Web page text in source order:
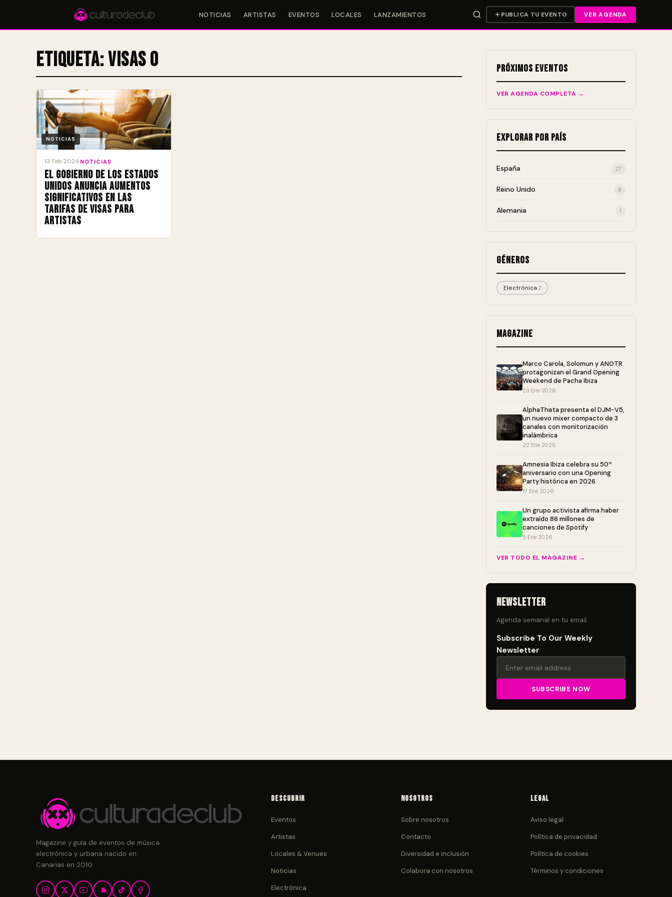
NOTICIAS ARTISTAS EVENTOS LOCALES LANZAMIENTOS PUBLICA TU EVENTO VER AGENDA
Accesos rápidos:
Etiqueta:visas O
NOTICIAS
13 Feb 2024 NOTICIAS
El Gobierno de los Estados
Unidos anuncia aumentos
significativos en las
tarifas de visas para
artistas
Próximos Eventos
VER AGENDA COMPLETA →
Explorar por País
España 27
Reino Unido 8
Alemania 1
Géneros
Electrónica 2
Magazine
Marco Carola, Solomun y ANOTR
protagonizan el Grand Opening
Weekend de Pacha Ibiza
23 Ene 2026
AlphaTheta presenta el DJM-V5,
un nuevo mixer compacto de 3
canales con monitorización
inalámbrica
22 Ene 2026
Amnesia Ibiza celebra su 50º
aniversario con una Opening
Party histórica en 2026
17 Ene 2026
Un grupo activista afirma haber
extraído 86 millones de
canciones de Spotify
5 Ene 2026
VER TODO EL MAGAZINE →
Newsletter
Agenda semanal en tu email.
Subscribe To Our Weekly
Newsletter
Magazine y guía de eventos de música
electrónica y urbana nacido en
Canarias en 2010.
Descubrir
Eventos
Artistas
Locales & Venues
Noticias
Electrónica
Nosotros
Sobre nosotros
Contacto
Diversidad e inclusión
Colabora con nosotros
Legal
Aviso legal
Política de privacidad
Política de cookies
Términos y condiciones